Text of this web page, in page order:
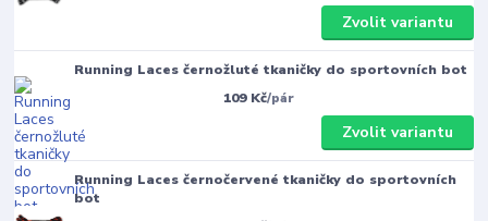
Zvolit variantu
Running Laces černožluté tkaničky do sportovních bot
109 Kč/pár
Zvolit variantu
Running Laces černočervené tkaničky do sportovních
bot